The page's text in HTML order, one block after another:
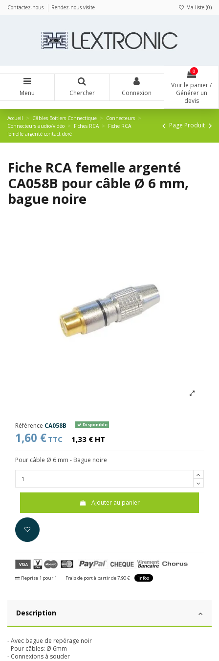
Contactez-nous Rendez-nous visite Ma liste (0)
Menu Chercher Connexion
0
Voir le panier /
Générer un
devis
Accueil Câbles Boitiers Connectique
Connecteurs
Connecteurs audio/vidéo
Fiches RCA
Fiche RCA
femelle argenté contact doré
Page Produit
Fiche RCA femelle argenté
CA058B pour câble Ø 6 mm,
bague noire
Référence CA058B Disponible
1,60 € TTC 1,33 € HT
Pour câble Ø 6 mm - Bague noire
Ajouter au panier
Reprise 1 pour 1 Frais de port à partir de 7.90 € infos
Description
- Avec bague de repérage noir
- Pour câbles: Ø 6mm
- Connexions à souder
Panneau de gestion des cookies